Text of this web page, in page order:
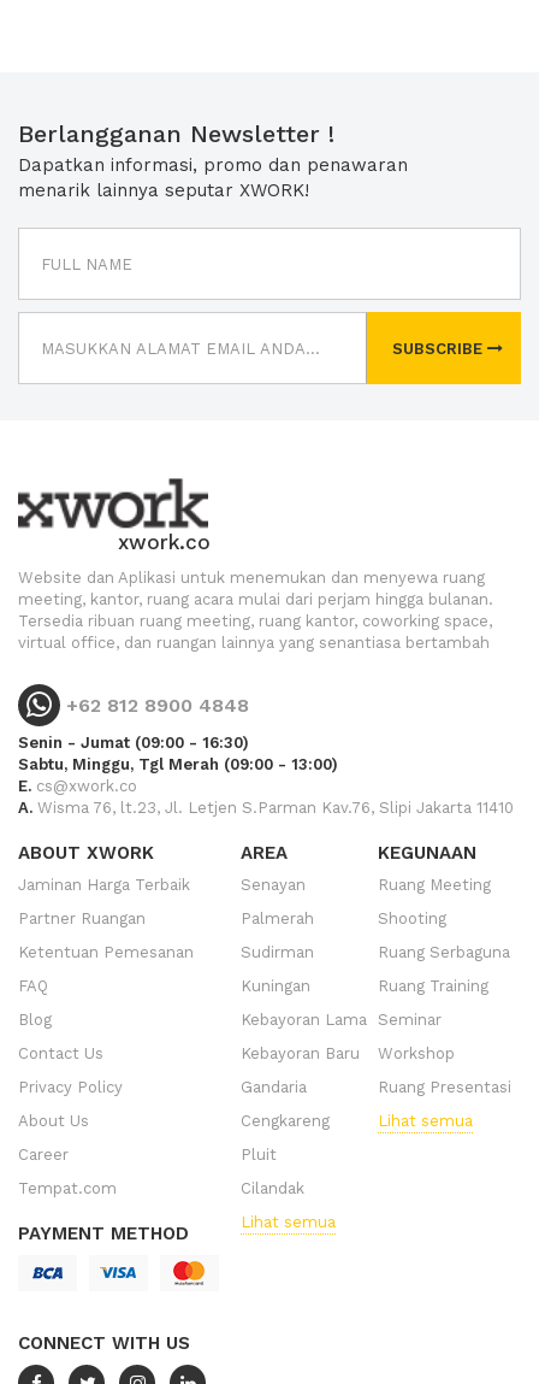
Berlangganan Newsletter !
Dapatkan informasi, promo dan penawaran
menarik lainnya seputar XWORK!
SUBSCRIBE
xwork.co
Website dan Aplikasi untuk menemukan dan menyewa ruang
meeting, kantor, ruang acara mulai dari perjam hingga bulanan.
Tersedia ribuan ruang meeting, ruang kantor, coworking space,
virtual office, dan ruangan lainnya yang senantiasa bertambah
+62 812 8900 4848
Senin - Jumat (09:00 - 16:30)
Sabtu, Minggu, Tgl Merah (09:00 - 13:00)
E. cs@xwork.co
A. Wisma 76, lt.23, Jl. Letjen S.Parman Kav.76, Slipi Jakarta 11410
ABOUT XWORK
Jaminan Harga Terbaik
Partner Ruangan
Ketentuan Pemesanan
FAQ
Blog
Contact Us
Privacy Policy
About Us
Career
Tempat.com
PAYMENT METHOD
CONNECT WITH US
AREA
Senayan
Palmerah
Sudirman
Kuningan
Kebayoran Lama
Kebayoran Baru
Gandaria
Cengkareng
Pluit
Cilandak
Lihat semua
KEGUNAAN
Ruang Meeting
Shooting
Ruang Serbaguna
Ruang Training
Seminar
Workshop
Ruang Presentasi
Lihat semua